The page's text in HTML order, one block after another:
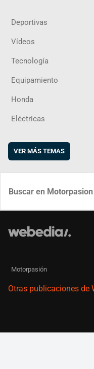
Deportivas
Vídeos
Tecnología
Equipamiento
Honda
Eléctricas
VER MÁS TEMAS
Motorpasión
Otras publicaciones de